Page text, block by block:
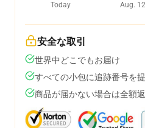
Today
Aug. 12
安全な取引
世界中どこでもお届け
すべての小包に追跡番号を
商品が届かない場合は全額